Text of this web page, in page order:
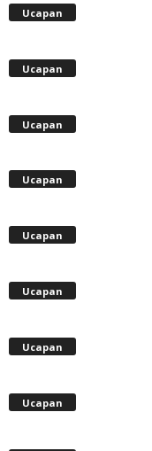
Ucapan
Ucapan
Ucapan
Ucapan
Ucapan
Ucapan
Ucapan
Ucapan